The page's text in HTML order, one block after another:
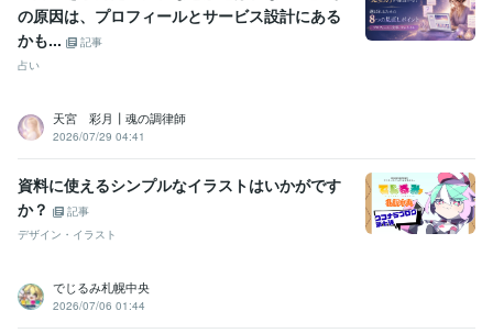
メンタルヘルスマネジメント検定 取得年 : 2020年
ビジネスコンプライアンス検定
ビジネス実務マナー検定（実務検定）
情報システム・コンサルタント
JavaScript:3年Python:3年
CSS:3年
ビジネス・クリエイティブツール
Word:23年弥生会計:4年
の原因は、プロフィールとサービス設計にある
かも...
記事
占い
天宮 彩月┃魂の調律師
2026/07/29 04:41
資料に使えるシンプルなイラストはいかがです
か？
記事
デザイン・イラスト
でじるみ札幌中央
2026/07/06 01:44